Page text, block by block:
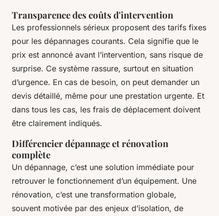
Transparence des coûts d'intervention
Les professionnels sérieux proposent des tarifs fixes
pour les dépannages courants. Cela signifie que le
prix est annoncé avant l’intervention, sans risque de
surprise. Ce système rassure, surtout en situation
d’urgence. En cas de besoin, on peut demander un
devis détaillé, même pour une prestation urgente. Et
dans tous les cas, les frais de déplacement doivent
être clairement indiqués.
Différencier dépannage et rénovation
complète
Un dépannage, c’est une solution immédiate pour
retrouver le fonctionnement d’un équipement. Une
rénovation, c’est une transformation globale,
souvent motivée par des enjeux d’isolation, de